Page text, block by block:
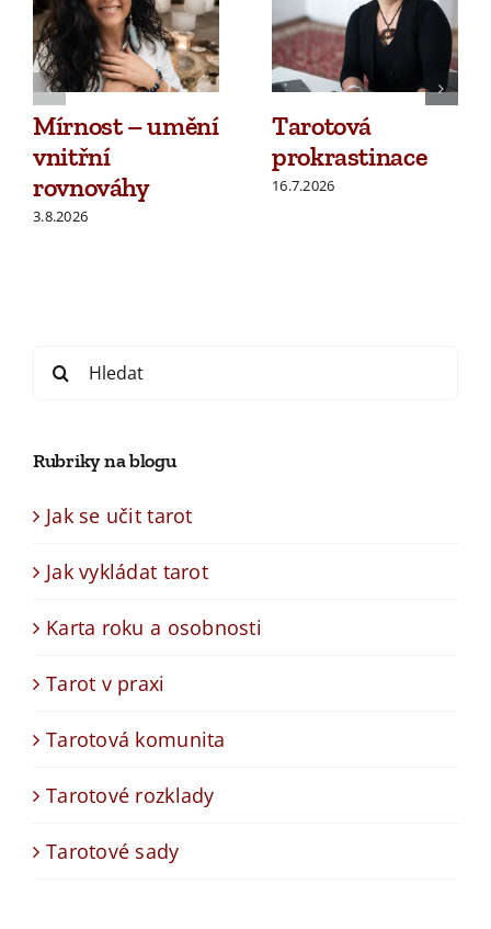
Mírnost – umění
vnitřní
rovnováhy
3.8.2026
Tarotová
prokrastinace
16.7.2026
Search
Rubriky na blogu
Jak se učit tarot
Jak vykládat tarot
Karta roku a osobnosti
Tarot v praxi
Tarotová komunita
Tarotové rozklady
Tarotové sady